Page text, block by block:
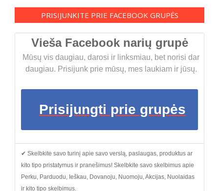
PRISIJUNKITE PRIE FACEBOOK GRUPĖS
Vieša Facebook narių grupė
Mūsų vis daugiau, darosi ir linksmiau, bet norisi dar
daugiau. Prisijunk prie mūsų, mes laukiam ir jūsų.
Prisijungti prie grupės
✔ Skelbkite savo turinį apie savo verslą, paslaugas, produktus ar
kito tipo pristatymus ir pranešimus! Skelbkite savo skelbimus apie
Perku, Parduodu, Ieškau, Dovanoju, Nuomoju, Akcijas, Nuolaidas
ir kito tipo skelbimus.